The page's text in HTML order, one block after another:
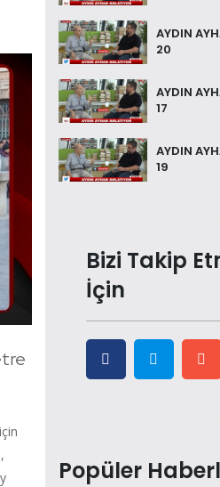
AYDIN
20
AYDIN
17
AYDIN
19
Bizi Takip
İçin
Popüler